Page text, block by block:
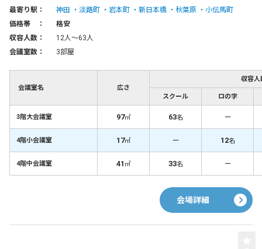
最寄り駅： 神田 淡路町 岩本町 新日本橋 秋葉原
小伝馬町
価格帯 ：
格安
収容人数：
12人〜63人
会議室数：
3部屋
会議室名 広さ
収容人
スクール ロの字
3階大会議室 97㎡ 63名 －
4階小会議室 17㎡ － 12名
4階中会議室 41 ㎡ 33名 －
会場詳細